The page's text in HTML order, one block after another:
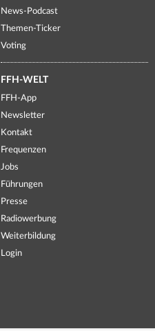
News-Podcast
Themen-Ticker
Voting
FFH-WELT
FFH-App
Newsletter
Kontakt
Frequenzen
Jobs
Führungen
Presse
Radiowerbung
Weiterbildung
Login